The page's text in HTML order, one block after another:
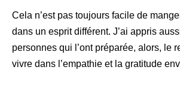
Cela n’est pas toujours facile de
dans un esprit différent. J’ai appris
personnes qui l’ont préparée, alors, le
vivre dans l’empathie et la gratitude